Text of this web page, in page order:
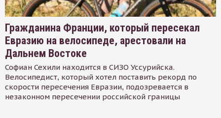
Гражданина Франции, который пересекал
Евразию на велосипеде, арестовали на
Дальнем Востоке
Софиан Сехили находится в СИЗО Уссурийска.
Велосипедист, который хотел поставить рекорд по
скорости пересечения Евразии, подозревается в
незаконном пересечении российской границы